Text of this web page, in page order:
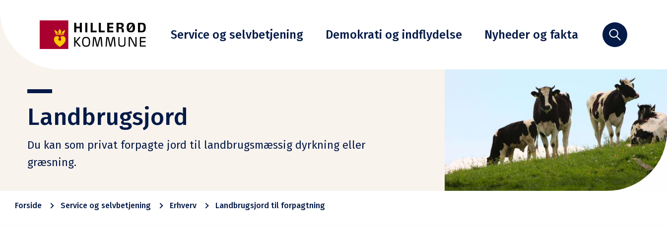
Service og selvbetjening Demokrati og indflydelse Nyheder og fakta Søg
Landbrugsjord
Du kan som privat forpagte jord til landbrugsmæssig dyrkning eller
græsning.
Forside Service og selvbetjening Erhverv Landbrugsjord til forpagtning